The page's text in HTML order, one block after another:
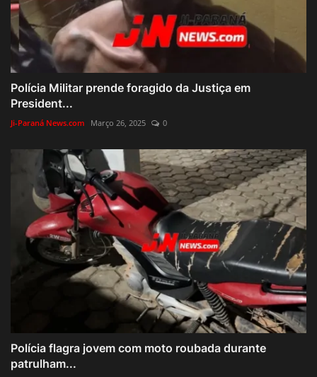
Polícia Militar prende foragido da Justiça em
President...
Ji-Paraná News.com Março 26, 2025 0
Polícia flagra jovem com moto roubada durante
patrulham...